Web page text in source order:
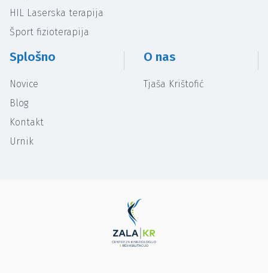
HIL Laserska terapija
Šport fizioterapija
Splošno
Novice
Blog
Kontakt
Urnik
O nas
Tjaša Krištofić